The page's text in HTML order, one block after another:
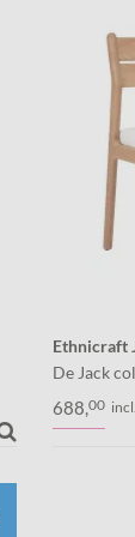
Ethnicraft
De Jack
688,00